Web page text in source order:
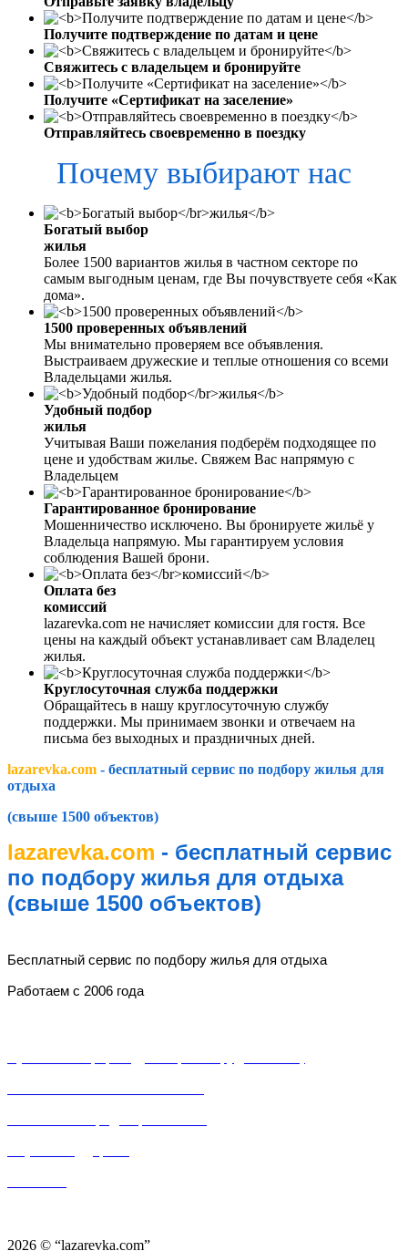
Получите подтверждение по датам и цене
Свяжитесь с владельцем и бронируйте
Получите «Сертификат на заселение»
Отправляйтесь своевременно в поездку
Почему выбирают нас
Богатый выбор
жилья
Более 1500 вариантов жилья в частном секторе по
самым выгодным ценам, где Вы почувствуете себя «Как
дома».
1500 проверенных объявлений
Мы внимательно проверяем все объявления.
Выстраиваем дружеские и теплые отношения со всеми
Владельцами жилья.
Удобный подбор
жилья
Учитывая Ваши пожелания подберём подходящее по
цене и удобствам жилье. Свяжем Вас напрямую с
Владельцем
Гарантированное бронирование
Мошенничество исключено. Вы бронируете жильё у
Владельца напрямую. Мы гарантируем условия
соблюдения Вашей брони.
Оплата без
комиссий
lazarevka.com не начисляет комиссии для гостя. Все
цены на каждый объект устанавливает сам Владелец
жилья.
Круглосуточная служба поддержки
Обращайтесь в нашу круглосуточную службу
поддержки. Мы принимаем звонки и отвечаем на
письма без выходных и праздничных дней.
lazarevka.com - бесплатный сервис по подбору жилья для
отдыха
(свыше 1500 объектов)
lazarevka.com - бесплатный сервис
по подбору жилья для отдыха
(свыше 1500 объектов)
Бесплатный сервис по подбору жилья для отдыха
Работаем с 2006 года
2026 © “lazarevka.com”